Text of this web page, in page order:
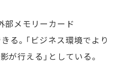
部メモリーカード
る。「ビジネス環境でより
行える」としている。